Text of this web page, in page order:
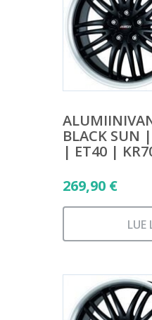
BLACK SUN
| ET40 |
269,90 €
LUE